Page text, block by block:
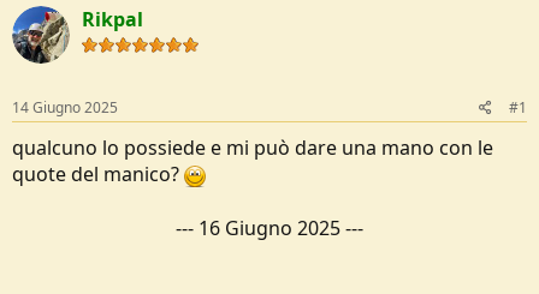
t
o
r
D
i
s
u
d
i
I
i
z
i
Rikpal
14 Giugno 2025 #1
qualcuno lo possiede e mi può dare una mano con le
quote del manico?
--- 16 Giugno 2025---